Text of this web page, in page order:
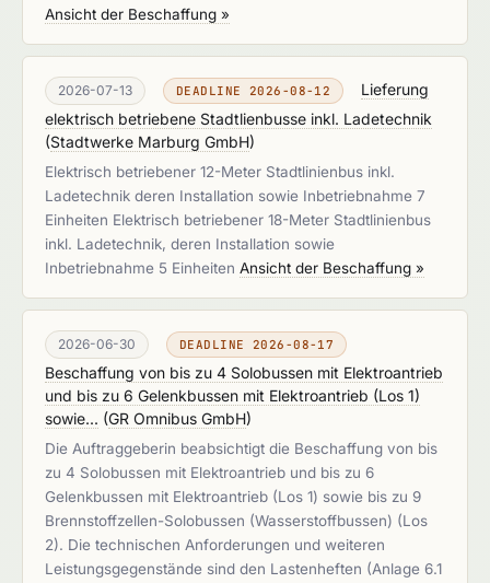
Ansicht der Beschaffung »
2026-07-13 DEADLINE 2026-08-12
Lieferung
elektrisch betriebene Stadtlienbusse inkl. Ladetechnik
(Stadtwerke Marburg GmbH)
Elektrisch betriebener 12-Meter Stadtlinienbus inkl.
Ladetechnik deren Installation sowie Inbetriebnahme 7
Einheiten Elektrisch betriebener 18-Meter Stadtlinienbus
inkl. Ladetechnik, deren Installation sowie
Inbetriebnahme 5 Einheiten Ansicht der Beschaffung »
2026-06-30 DEADLINE 2026-08-17
Beschaffung von bis zu 4 Solobussen mit Elektroantrieb
und bis zu 6 Gelenkbussen mit Elektroantrieb (Los 1)
sowie... (GR Omnibus GmbH)
Die Auftraggeberin beabsichtigt die Beschaffung von bis
zu 4 Solobussen mit Elektroantrieb und bis zu 6
Gelenkbussen mit Elektroantrieb (Los 1) sowie bis zu 9
Brennstoffzellen-Solobussen (Wasserstoffbussen) (Los
2). Die technischen Anforderungen und weiteren
Leistungsgegenstände sind den Lastenheften (Anlage 6.1